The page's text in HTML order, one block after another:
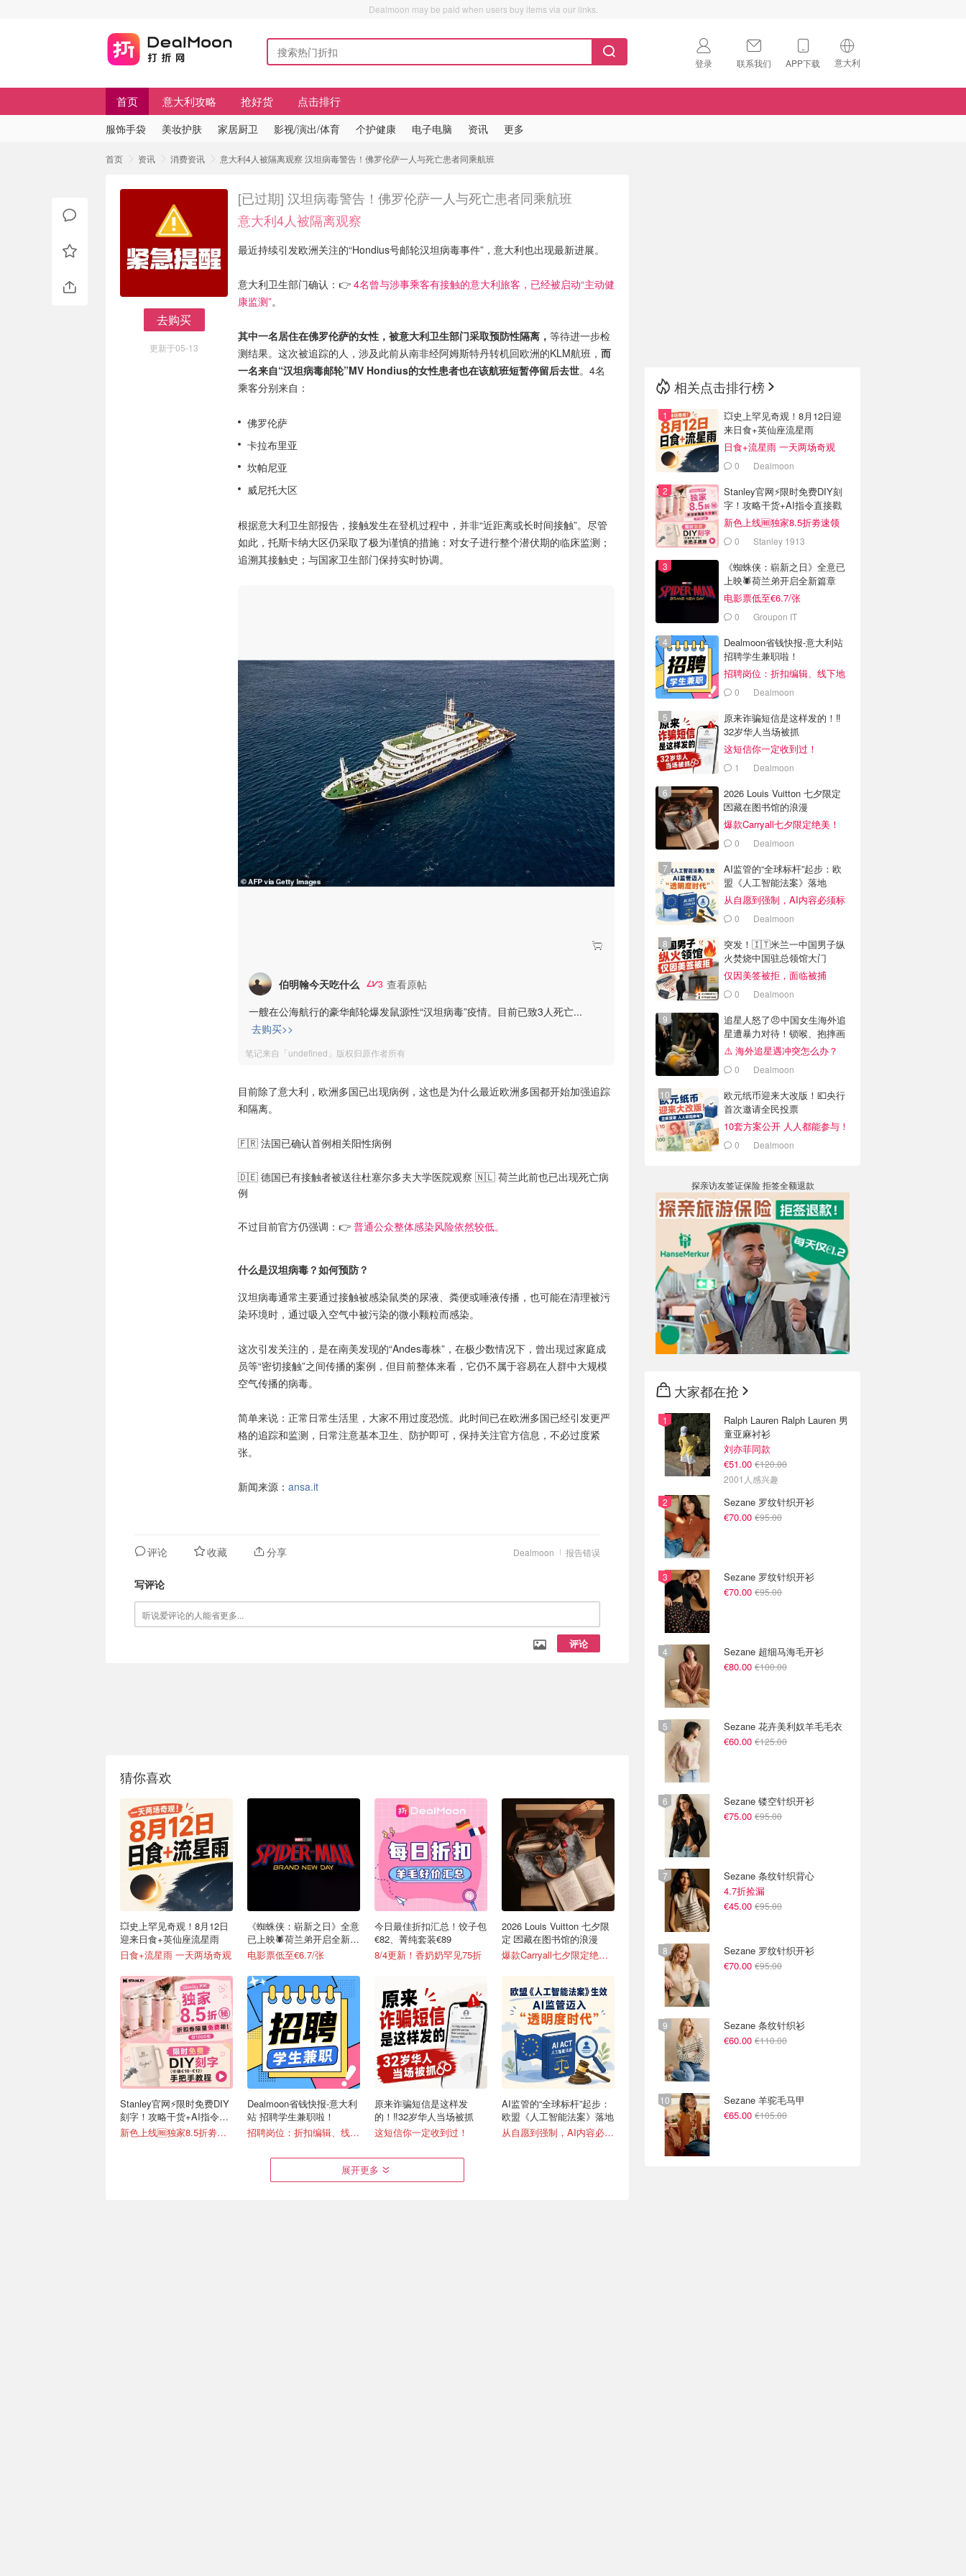
Dealmoon may be paid when users buy items via our links.
登录 联系我们 APP下载 意大利
🇺🇸
首页 意大利攻略 抢好货 点击排行
服饰手袋 美妆护肤 家居厨卫 影视/演出/体育 个护健康 电子电脑 资讯 更多
首页 资讯 消费资讯 意大利4人被隔离观察 汉坦病毒警告！佛罗伦萨一人与死亡患者同乘航班
去购买
更新于05-13
[已过期] 汉坦病毒警告！佛罗伦萨一人与死亡患者同乘航班
意大利4人被隔离观察
最近持续引发欧洲关注的“Hondius号邮轮汉坦病毒事件”，意大利也出现最新进展。
意大利卫生部门确认：👉 4名曾与涉事乘客有接触的意大利旅客，已经被启动“主动健
康监测”。
其中一名居住在佛罗伦萨的女性，被意大利卫生部门采取预防性隔离， 等待进一步检
测结果。这次被追踪的人，涉及此前从南非经阿姆斯特丹转机回欧洲的KLM航班， 而
一名来自“汉坦病毒邮轮”MV Hondius的女性患者也在该航班短暂停留后去世。4名
乘客分别来自：
佛罗伦萨
卡拉布里亚
坎帕尼亚
威尼托大区
根据意大利卫生部报告，接触发生在登机过程中，并非“近距离或长时间接触”。尽管
如此，托斯卡纳大区仍采取了极为谨慎的措施：对女子进行整个潜伏期的临床监测；
追溯其接触史；与国家卫生部门保持实时协调。
伯明翰今天吃什么 3 查看原帖
一艘在公海航行的豪华邮轮爆发鼠源性“汉坦病毒”疫情。目前已致3人死亡...
去购买>>
笔记来自「undefined」版权归原作者所有
目前除了意大利，欧洲多国已出现病例，这也是为什么最近欧洲多国都开始加强追踪
和隔离。
🇫🇷 法国已确认首例相关阳性病例
🇩🇪 德国已有接触者被送往杜塞尔多夫大学医院观察 🇳🇱 荷兰此前也已出现死亡病
例
不过目前官方仍强调：👉 普通公众整体感染风险依然较低。
什么是汉坦病毒？如何预防？
汉坦病毒通常主要通过接触被感染鼠类的尿液、粪便或唾液传播，也可能在清理被污
染环境时，通过吸入空气中被污染的微小颗粒而感染。
这次引发关注的，是在南美发现的“Andes毒株”，在极少数情况下，曾出现过家庭成
员等“密切接触”之间传播的案例，但目前整体来看，它仍不属于容易在人群中大规模
空气传播的病毒。
简单来说：正常日常生活里，大家不用过度恐慌。此时间已在欧洲多国已经引发更严
格的追踪和监测，日常注意基本卫生、防护即可，保持关注官方信息，不必过度紧
张。
新闻来源： ansa.it
报告错误
Dealmoon
评论 收藏 分享
写评论
评论
猜你喜欢
💥史上罕见奇观！8月12日
迎来日食+英仙座流星雨
日食+流星雨 一天两场奇观
Stanley官网⚡️限时免费DIY
刻字！攻略干货+AI指令直
接戳
新色上线🆓独家8.5折劵速领
《蜘蛛侠：崭新之日》全意
已上映🕷️荷兰弟开启全新篇
章
电影票低至€6.7/张
Dealmoon省钱快报-意大利
站 招聘学生兼职啦！
招聘岗位：折扣编辑、线下地推兼职
今日最佳折扣汇总！饺子包
€82、菁纯套装€89
8/4更新！香奶奶罕见75折
原来诈骗短信是这样发
的！‼️32岁华人当场被抓
这短信你一定收到过！
2026 Louis Vuitton 七夕限
定 💌藏在图书馆的浪漫
爆款Carryall七夕限定绝美！
AI监管的“全球标杆”起步：
欧盟《人工智能法案》落地
从自愿到强制，AI内容必须标识
展开更多
相关点击排行榜
💥史上罕见奇观！8月12日迎
来日食+英仙座流星雨
日食+流星雨 一天两场奇观
0 Dealmoon
Stanley官网⚡️限时免费DIY刻
字！攻略干货+AI指令直接戳
新色上线🆓独家8.5折劵速领
0 Stanley 1913
《蜘蛛侠：崭新之日》全意已
上映🕷️荷兰弟开启全新篇章
电影票低至€6.7/张
0 Groupon IT
Dealmoon省钱快报-意大利站
招聘学生兼职啦！
招聘岗位：折扣编辑、线下地
推兼职
0 Dealmoon
原来诈骗短信是这样发的！‼️
32岁华人当场被抓
这短信你一定收到过！
1 Dealmoon
2026 Louis Vuitton 七夕限定
💌藏在图书馆的浪漫
爆款Carryall七夕限定绝美！
0 Dealmoon
AI监管的“全球标杆”起步：欧
盟《人工智能法案》落地
从自愿到强制，AI内容必须标
识 0 Dealmoon
突发！🇮🇹米兰一中国男子纵
火焚烧中国驻总领馆大门
仅因美签被拒，面临被捕
0 Dealmoon
追星人怒了😠中国女生海外追
星遭暴力对待！锁喉、抱摔画
面曝光
⚠️ 海外追星遇冲突怎么办？
0 Dealmoon
欧元纸币迎来大改版！💶央行
首次邀请全民投票
10套方案公开 人人都能参与！
0 Dealmoon
探亲访友签证保险 拒签全额退款
大家都在抢
Ralph Lauren Ralph Lauren 男
童亚麻衬衫
刘亦菲同款
€51.00 €120.00
2001人感兴趣
Sezane 罗纹针织开衫
€70.00 €95.00
Sezane 罗纹针织开衫
€70.00 €95.00
Sezane 超细马海毛开衫
€80.00 €100.00
Sezane 花卉美利奴羊毛毛衣
€60.00 €125.00
Sezane 镂空针织开衫
€75.00 €95.00
Sezane 条纹针织背心
4.7折捡漏
€45.00 €95.00
Sezane 罗纹针织开衫
€70.00 €95.00
Sezane 条纹针织衫
€60.00 €110.00
Sezane 羊驼毛马甲
€65.00 €105.00